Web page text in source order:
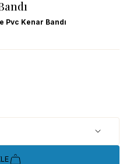
Pvc Kenar Bandı